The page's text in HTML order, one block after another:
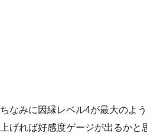
ちなみに因縁レベル4が最大のよ
上げれば好感度ゲージが出るか